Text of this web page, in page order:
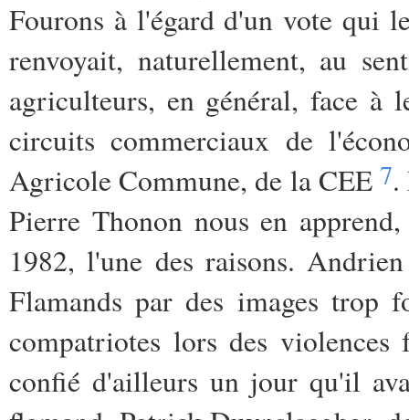
Fourons à l'égard d'un vote qui
renvoyait, naturellement, au
agriculteurs, en général, face à
circuits commerciaux de
Agricole Commune, de la CEE7.
Pierre Thonon nous en
1982, l'une des raisons.
Flamands par des images trop
compatriotes lors des violences
confié d'ailleurs un jour qu'il